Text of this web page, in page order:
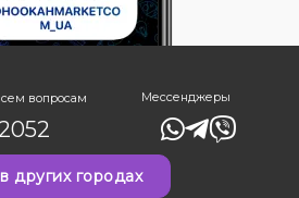
вопросам Мессенджеры
других городах